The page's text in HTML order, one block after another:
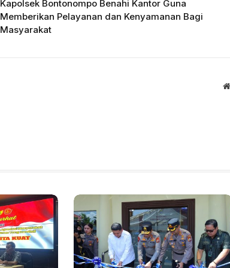
Kapolsek Bontonompo Benahi Kantor Guna
Memberikan Pelayanan dan Kenyamanan Bagi
Masyarakat